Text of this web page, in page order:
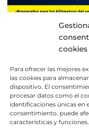
cookies
Para ofrecer las mejores
las cookies para
dispositivo. El
procesar datos como el
identificaciones únicas en
consentimiento, puede
características y funciones.
FILTROS Y
FILTER:
LOS